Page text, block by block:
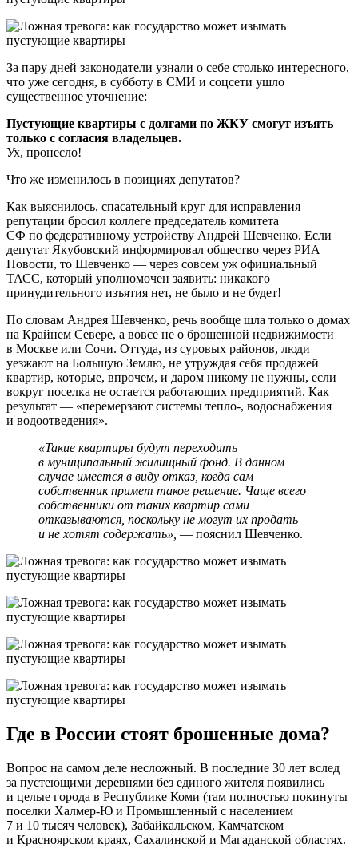
За пару дней законодатели узнали о себе столько интересного,
что уже сегодня, в субботу в СМИ и соцсети ушло
существенное уточнение:
Пустующие квартиры с долгами по ЖКУ смогут изъять
только с согласия владельцев.
Ух, пронесло!
Что же изменилось в позициях депутатов?
Как выяснилось, спасательный круг для исправления
репутации бросил коллеге председатель комитета
СФ по федеративному устройству Андрей Шевченко. Если
депутат Якубовский информировал общество через РИА
Новости, то Шевченко — через совсем уж официальный
ТАСС, который уполномочен заявить: никакого
принудительного изъятия нет, не было и не будет!
По словам Андрея Шевченко, речь вообще шла только о домах
на Крайнем Севере, а вовсе не о брошенной недвижимости
в Москве или Сочи. Оттуда, из суровых районов, люди
уезжают на Большую Землю, не утруждая себя продажей
квартир, которые, впрочем, и даром никому не нужны, если
вокруг поселка не остается работающих предприятий. Как
результат — «перемерзают системы тепло-, водоснабжения
и водоотведения».
«Такие квартиры будут переходить
в муниципальный жилищный фонд. В данном
случае имеется в виду отказ, когда сам
собственник примет такое решение. Чаще всего
собственники от таких квартир сами
отказываются, поскольку не могут их продать
и не хотят содержать», — пояснил Шевченко.
Где в России стоят брошенные дома?
Вопрос на самом деле несложный. В последние 30 лет вслед
за пустеющими деревнями без единого жителя появились
и целые города в Республике Коми (там полностью покинуты
поселки Халмер-Ю и Промышленный с населением
7 и 10 тысяч человек), Забайкальском, Камчатском
и Красноярском краях, Сахалинской и Магаданской областях.